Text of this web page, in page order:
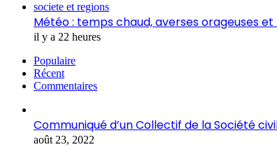
societe et regions
Météo : temps chaud, averses orageuses
il y a 22 heures
Populaire
Récent
Commentaires
Communiqué d’un Collectif de la Société
août 23, 2022